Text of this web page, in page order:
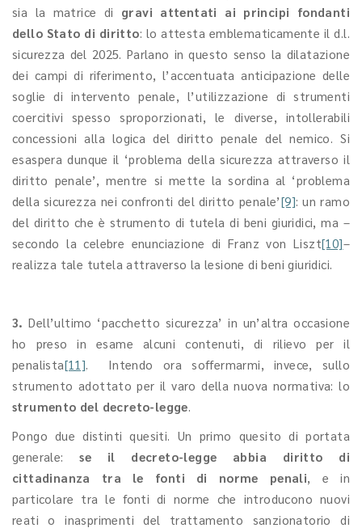
sia la matrice di gravi attentati ai principi fondanti
dello Stato di diritto: lo attesta emblematicamente il d.l.
sicurezza del 2025. Parlano in questo senso la dilatazione
dei campi di riferimento, l’accentuata anticipazione delle
soglie di intervento penale, l’utilizzazione di strumenti
coercitivi spesso sproporzionati, le diverse, intollerabili
concessioni alla logica del diritto penale del nemico. Si
esaspera dunque il ‘problema della sicurezza attraverso il
diritto penale’, mentre si mette la sordina al ‘problema
della sicurezza nei confronti del diritto penale’[9]: un ramo
del diritto che è strumento di tutela di beni giuridici, ma –
secondo la celebre enunciazione di Franz von Liszt[10]–
realizza tale tutela attraverso la lesione di beni giuridici.
3. Dell’ultimo ‘pacchetto sicurezza’ in un’altra occasione
ho preso in esame alcuni contenuti, di rilievo per il
penalista[11]. Intendo ora soffermarmi, invece, sullo
strumento adottato per il varo della nuova normativa: lo
strumento del decreto-legge.
Pongo due distinti quesiti. Un primo quesito di portata
generale:se il decreto-legge abbia diritto di
cittadinanza tra le fonti di norme penali, e in
particolare tra le fonti di norme che introducono nuovi
reati o inasprimenti del trattamento sanzionatorio di